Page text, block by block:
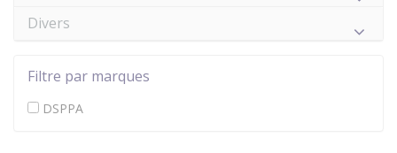
Divers
Filtre par marques
DSPPA